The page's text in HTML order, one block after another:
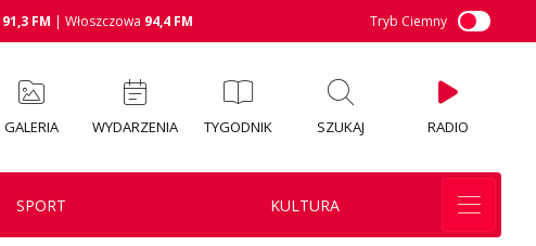
91,3 FM | Włoszczowa 94,4 FM Tryb Ciemny
GALERIA WYDARZENIA TYGODNIK SZUKAJ RADIO
SPORT KULTURA